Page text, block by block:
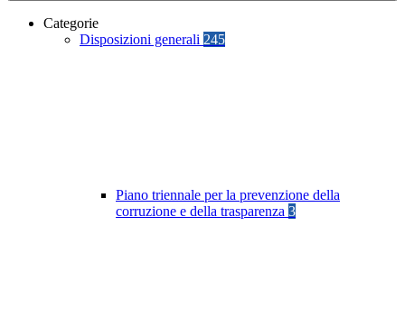
Categorie
Disposizioni generali 245
Piano triennale per la prevenzione della
corruzione e della trasparenza 3